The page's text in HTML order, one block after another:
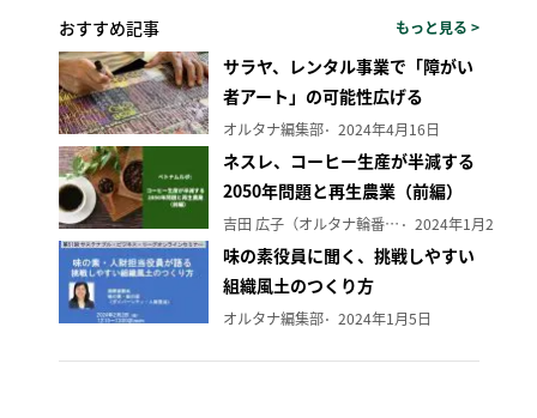
おすすめ記事 もっと見る >
サラヤ、レンタル事業で「障がい
者アート」の可能性広げる
オルタナ編集部 2024年4月16日
ネスレ、コーヒー生産が半減する
2050年問題と再生農業（前編）
吉田 広子（オルタナ輪番編集長） 2024年1月29日
味の素役員に聞く、挑戦しやすい
組織風土のつくり方
オルタナ編集部 2024年1月5日